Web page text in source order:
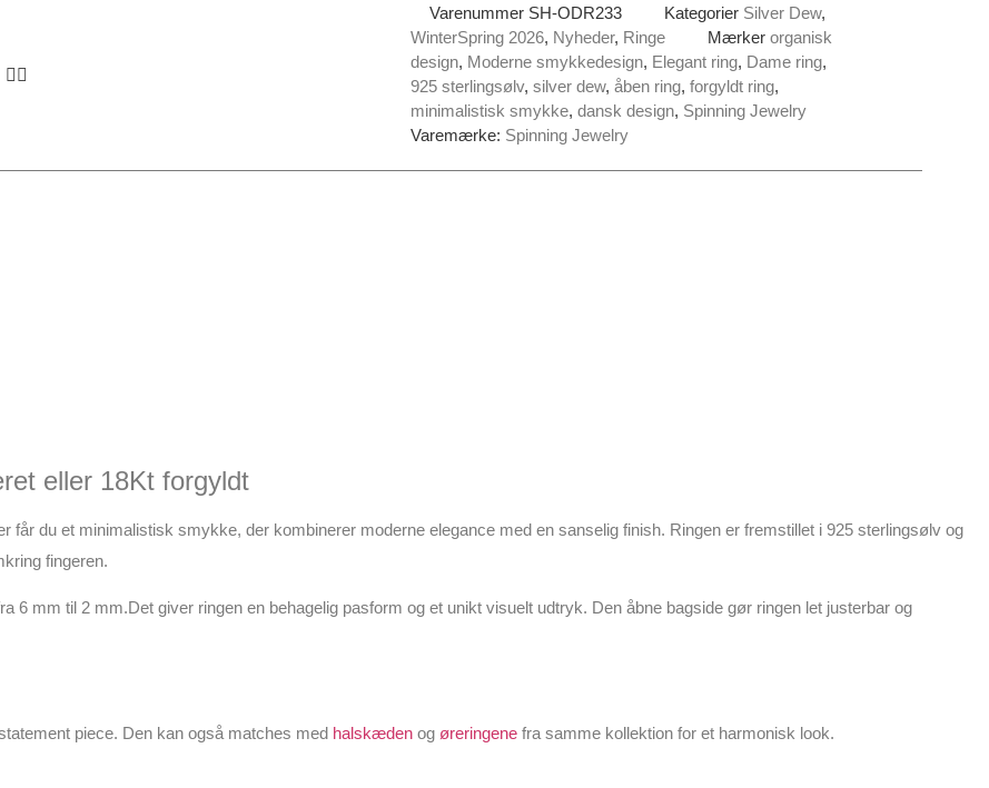
Varenummer SH-ODR233 Kategorier Silver Dew,
WinterSpring 2026, Nyheder, Ringe Mærker organisk
design, Moderne smykkedesign, Elegant ring, Dame ring,
925 sterlingsølv,silver dew,åben ring,forgyldt ring,
minimalistisk smykke,dansk design, Spinning Jewelry
Varemærke: Spinning Jewelry
eller 18Kt forgyldt
får du et minimalistisk smykke, der kombinerer moderne elegance med en sanselig finish. Ringen er fremstillet i 925 sterlingsølv og
fingeren.
6 mm til 2 mm.Det giver ringen en behagelig pasform og et unikt visuelt udtryk. Den åbne bagside gør ringen let justerbar og
piece. Den kan også matches med halskæden og øreringene fra samme kollektion for et harmonisk look.